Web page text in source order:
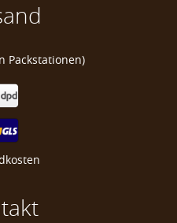
Packstationen)